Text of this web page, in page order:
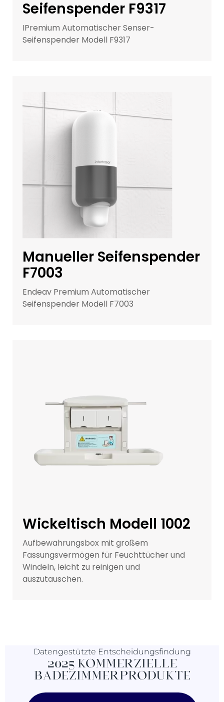
Seifenspender F9317
IPremium Automatischer Senser-
Seifenspender Modell F9317
Manueller Seifenspender
F7003
Endeav Premium Automatischer
Seifenspender Modell F7003
Wickeltisch Modell 1002
Aufbewahrungsbox mit großem
Fassungsvermögen für Feuchttücher und
Windeln, leicht zu reinigen und
auszutauschen.
Datengestützte Entscheidungsfindung
2025 KOMMERZIELLE
BADEZIMMERPRODUKTE